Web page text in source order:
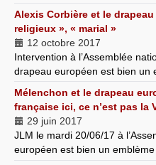
Alexis Corbière et le
religieux », « marial »
12 octobre 2017
Intervention à l’Assemblée
drapeau européen est bien un
Mélenchon et le drapeau
française ici, ce n’est pas la
29 juin 2017
JLM le mardi 20/06/17 à
européen est bien un